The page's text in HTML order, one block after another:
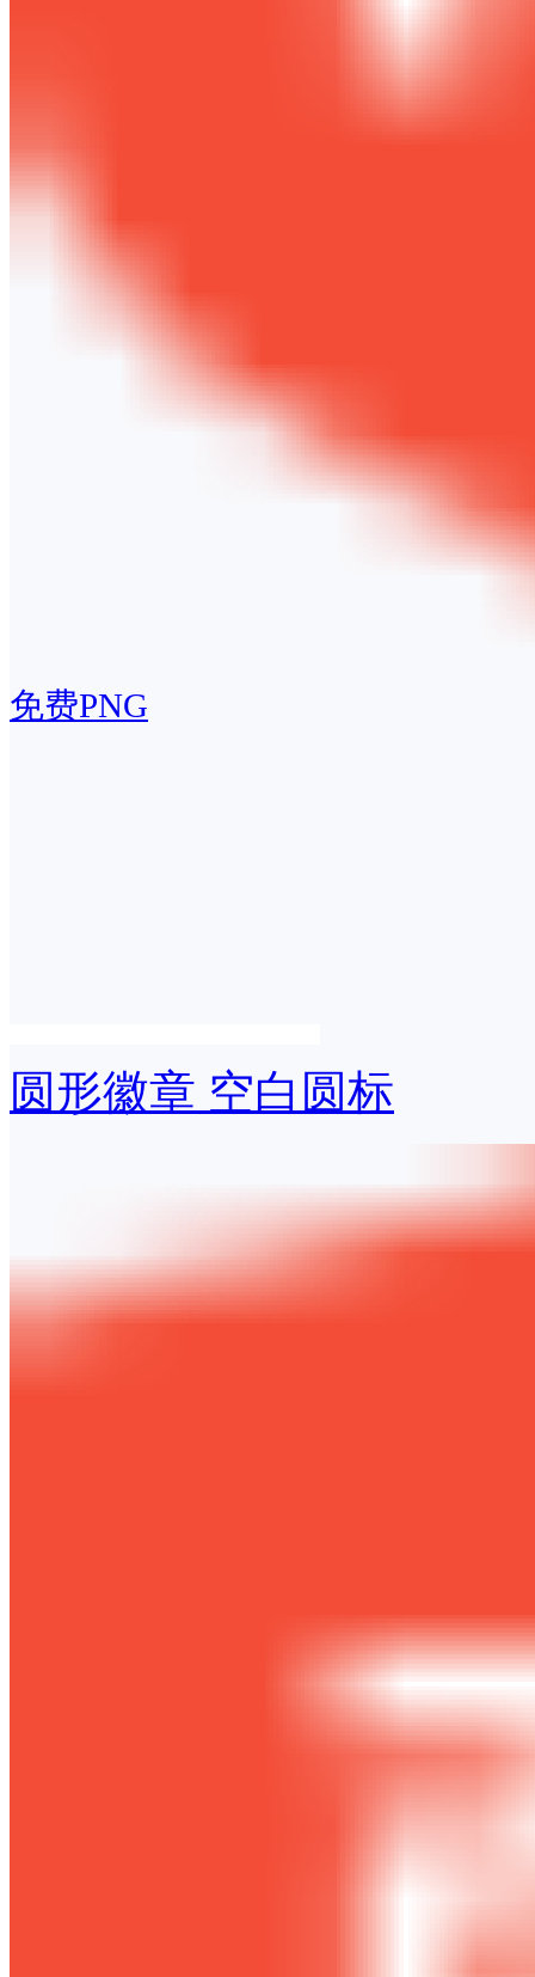
免费PNG
圆形徽章 空白圆标